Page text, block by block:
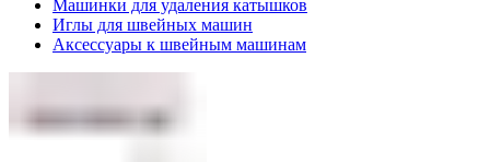
Машинки для удаления катышков
Иглы для швейных машин
Аксессуары к швейным машинам